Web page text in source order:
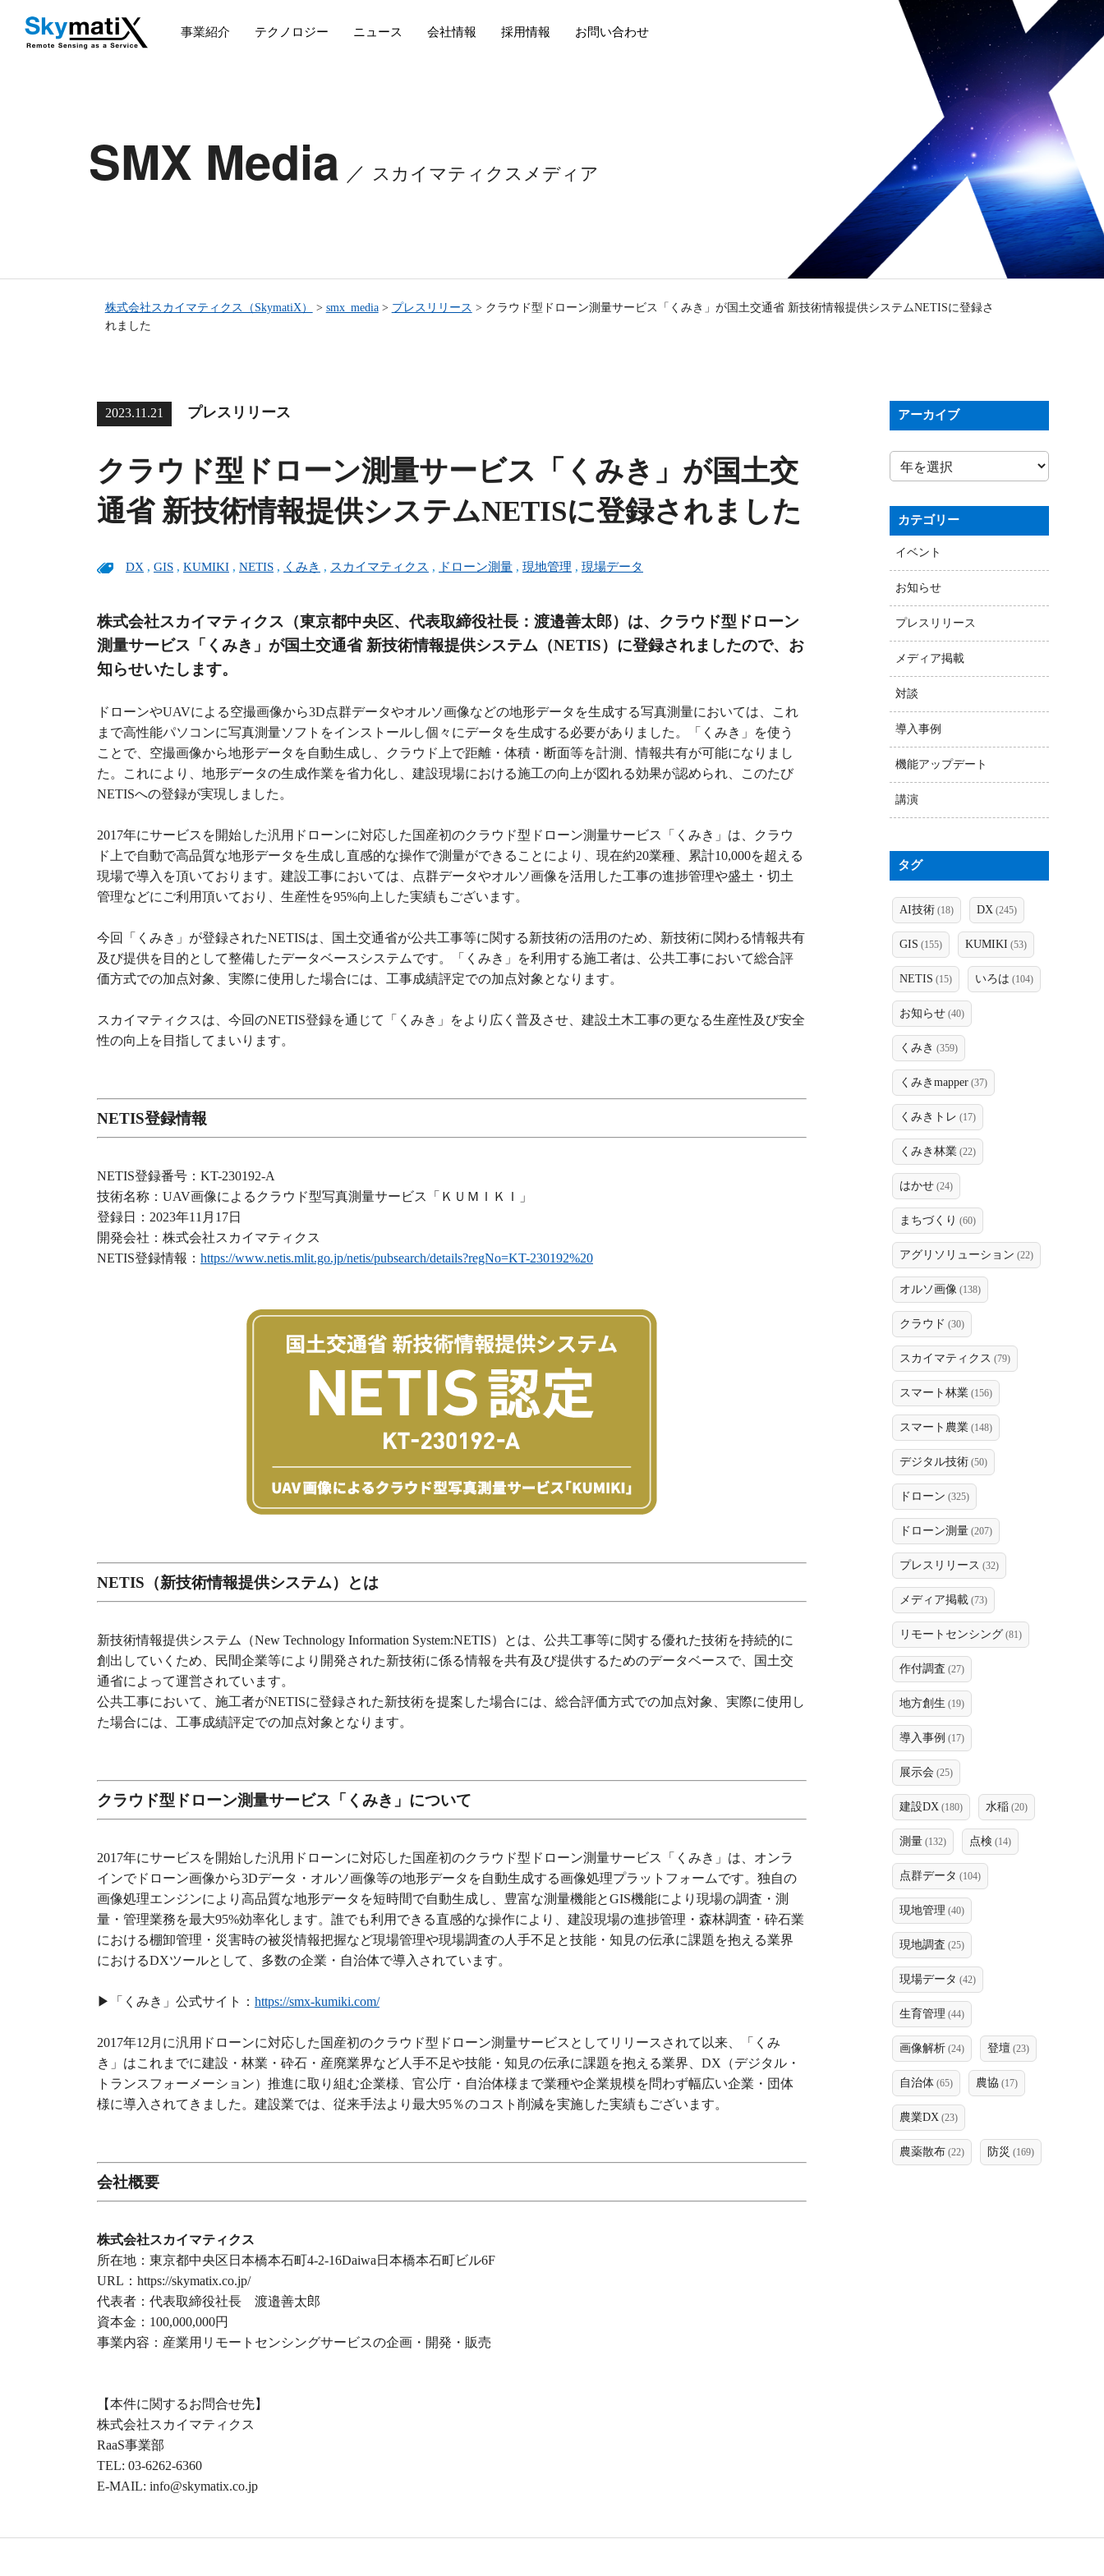
事業紹介 テクノロジー ニュース 会社情報 採用情報 お問い合わせ
SMX Media スカイマティクスメディア
株式会社スカイマティクス（SkymatiX） > smx_media> プレスリリース > クラウド型ドローン測量サービス「くみき」が国土交通省 新技術情報提供システムNETISに登録さ
れました
2023.11.21 プレスリリース
クラウド型ドローン測量サービス「くみき」が国土交
通省 新技術情報提供システムNETISに登録されました
DX , GIS , KUMIKI , NETIS , くみき , スカイマティクス , ドローン測量 , 現地管理 , 現場データ
株式会社スカイマティクス（東京都中央区、代表取締役社長：渡邉善太郎）は、クラウド型ドローン
測量サービス「くみき」が国土交通省 新技術情報提供システム（NETIS）に登録されましたので、お
知らせいたします。
ドローンやUAVによる空撮画像から3D点群データやオルソ画像などの地形データを生成する写真測量においては、これ
まで高性能パソコンに写真測量ソフトをインストールし個々にデータを生成する必要がありました。「くみき」を使う
ことで、空撮画像から地形データを自動生成し、クラウド上で距離・体積・断面等を計測、情報共有が可能になりまし
た。これにより、地形データの生成作業を省力化し、建設現場における施工の向上が図れる効果が認められ、このたび
NETISへの登録が実現しました。
2017年にサービスを開始した汎用ドローンに対応した国産初のクラウド型ドローン測量サービス「くみき」は、クラウ
ド上で自動で高品質な地形データを生成し直感的な操作で測量ができることにより、現在約20業種、累計10,000を超える
現場で導入を頂いております。建設工事においては、点群データやオルソ画像を活用した工事の進捗管理や盛土・切土
管理などにご利用頂いており、生産性を95%向上した実績もございます。
今回「くみき」が登録されたNETISは、国土交通省が公共工事等に関する新技術の活用のため、新技術に関わる情報共有
及び提供を目的として整備したデータベースシステムです。「くみき」を利用する施工者は、公共工事において総合評
価方式での加点対象、実際に使用した場合には、工事成績評定での加点対象となります。
スカイマティクスは、今回のNETIS登録を通じて「くみき」をより広く普及させ、建設土木工事の更なる生産性及び安全
性の向上を目指してまいります。
NETIS登録情報
NETIS登録番号：KT-230192-A
技術名称：UAV画像によるクラウド型写真測量サービス「ＫＵＭＩＫＩ」
登録日：2023年11月17日
開発会社：株式会社スカイマティクス
NETIS登録情報： https://www.netis.mlit.go.jp/netis/pubsearch/details?regNo=KT-230192%20
NETIS（新技術情報提供システム）とは
新技術情報提供システム（New Technology Information System:NETIS）とは、公共工事等に関する優れた技術を持続的に
創出していくため、民間企業等により開発された新技術に係る情報を共有及び提供するためのデータベースで、国土交
通省によって運営されています。
公共工事において、施工者がNETISに登録された新技術を提案した場合には、総合評価方式での加点対象、実際に使用し
た場合には、工事成績評定での加点対象となります。
クラウド型ドローン測量サービス「くみき」について
2017年にサービスを開始した汎用ドローンに対応した国産初のクラウド型ドローン測量サービス「くみき」は、オンラ
インでドローン画像から3Dデータ・オルソ画像等の地形データを自動生成する画像処理プラットフォームです。独自の
画像処理エンジンにより高品質な地形データを短時間で自動生成し、豊富な測量機能とGIS機能により現場の調査・測
量・管理業務を最大95%効率化します。誰でも利用できる直感的な操作により、建設現場の進捗管理・森林調査・砕石業
における棚卸管理・災害時の被災情報把握など現場管理や現場調査の人手不足と技能・知見の伝承に課題を抱える業界
におけるDXツールとして、多数の企業・自治体で導入されています。
▶︎「くみき」公式サイト： https://smx-kumiki.com/
2017年12月に汎用ドローンに対応した国産初のクラウド型ドローン測量サービスとしてリリースされて以来、「くみ
き」はこれまでに建設・林業・砕石・産廃業界など人手不足や技能・知見の伝承に課題を抱える業界、DX（デジタル・
トランスフォーメーション）推進に取り組む企業様、官公庁・自治体様まで業種や企業規模を問わず幅広い企業・団体
様に導入されてきました。建設業では、従来手法より最大95％のコスト削減を実施した実績もございます。
会社概要
株式会社スカイマティクス
所在地：東京都中央区日本橋本石町4-2-16Daiwa日本橋本石町ビル6F
URL：https://skymatix.co.jp/
代表者：代表取締役社長 渡邉善太郎
資本金：100,000,000円
事業内容：産業用リモートセンシングサービスの企画・開発・販売
【本件に関するお問合せ先】
株式会社スカイマティクス
RaaS事業部
TEL: 03-6262-6360
E-MAIL: info@skymatix.co.jp
アーカイブ
カテゴリー
イベント
お知らせ
プレスリリース
メディア掲載
対談
導入事例
機能アップデート
講演
タグ
AI技術 (18) DX (245)
GIS (155) KUMIKI (53)
NETIS (15) いろは (104)
お知らせ (40)
くみき (359)
くみきmapper (37)
くみきトレ (17)
くみき林業 (22)
はかせ (24)
まちづくり (60)
アグリソリューション (22)
オルソ画像 (138)
クラウド (30)
スカイマティクス (79)
スマート林業 (156)
スマート農業 (148)
デジタル技術 (50)
ドローン (325)
ドローン測量 (207)
プレスリリース (32)
メディア掲載 (73)
リモートセンシング (81)
作付調査 (27)
地方創生 (19)
導入事例 (17)
展示会 (25)
建設DX (180) 水稲 (20)
測量 (132) 点検 (14)
点群データ (104)
現地管理 (40)
現地調査 (25)
現場データ (42)
生育管理 (44)
画像解析 (24) 登壇 (23)
自治体 (65) 農協 (17)
農業DX (23)
農薬散布 (22) 防災 (169)